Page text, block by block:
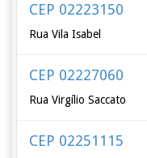
CEP 02223150
Rua Vila Isabel
CEP 02227060
Rua Virgílio Saccato
CEP 02251115